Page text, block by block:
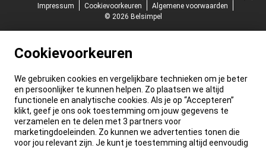
Impressum
Cookievoorkeuren
Algemene voorwaarden
© 2026 Belsimpel
Cookievoorkeuren
We gebruiken cookies en vergelijkbare technieken om je beter
en persoonlijker te kunnen helpen. Zo plaatsen we altijd
functionele en analytische cookies. Als je op “Accepteren”
klikt, geef je ons ook toestemming om jouw gegevens te
verzamelen en te delen met 3 partners voor
marketingdoeleinden. Zo kunnen we advertenties tonen die
voor jou relevant zijn. Je kunt je toestemming altijd eenvoudig